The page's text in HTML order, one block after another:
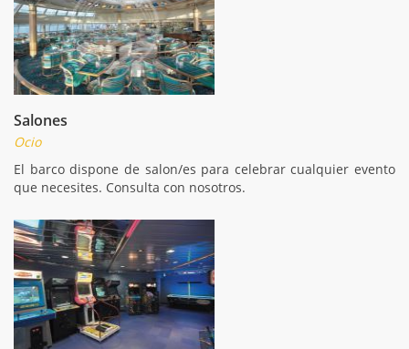
Salones
Ocio
El barco dispone de salon/es para celebrar cualquier evento
que necesites. Consulta con nosotros.